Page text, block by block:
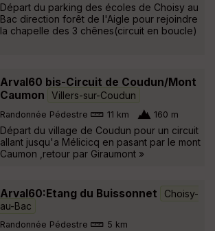
Départ du parking des écoles de Choisy au
Bac direction forêt de l'Aigle pour rejoindre
la chapelle des 3 chênes(circuit en boucle)
Arval60 bis-Circuit de Coudun/Mont
Caumon
Villers-sur-Coudun
Randonnée Pédestre 11 km 160 m
Départ du village de Coudun pour un circuit
allant jusqu'a Mélicicq en pasant par le mont
Caumon ,retour par Giraumont »
Arval60:Etang du Buissonnet
Choisy-
au-Bac
Randonnée Pédestre 5 km